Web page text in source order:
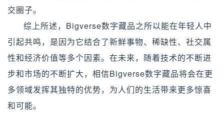
交圈子。
综上所述，Bigverse数字藏品之所以能在年轻人中
引起共鸣，是因为它结合了新鲜事物、稀缺性、社交属
性和经济价值等多个因素。在未来，随着技术的不断进
步和市场的不断扩大，相信Bigverse数字藏品将会在更
多领域发挥其独特的优势，为人们的生活带来更多惊喜
和可能。